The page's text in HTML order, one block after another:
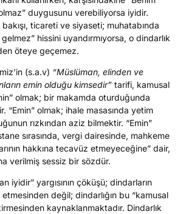
duygusunu verebiliyorsa iyidir.
ticareti ve siyaseti; muhatabında
hissini uyandırmıyorsa, o dindarlık
öteye geçemez.
(s.a.v) “Müslüman, elinden ve
emin olduğu kimsedir” tarifi, kamusal
olmak; bir makamda oturduğunda
“Emin” olmak; ihale masasında yetim
rızkından aziz bilmektir. “Emin”
sırasında, vergi dairesinde, mahkeme
hakkına tecavüz etmeyeceğine” dair,
verilmiş sessiz bir sözdür.
iyidir” yargısının çöküşü; dindarların
değil; dindarlığın bu “kamusal
kaynaklanmaktadır. Dindarlık